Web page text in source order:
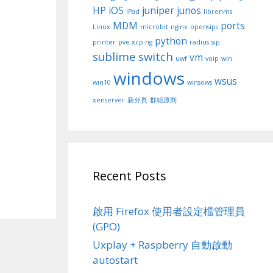
HP iOS IPad juniper junos librenms
Linux MDM microbit nginx opensips ports
printer pve.xcp-ng python radius sip
sublime switch uwf vm voip win
win10 windows winsows wsus
xenserver 新分頁 群組原則
Recent Posts
啟用 Firefox 使用者設定檔管理員
(GPO)
Uxplay + Raspberry 自動啟動
autostart